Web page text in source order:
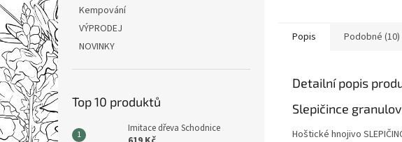
Kempování
VÝPRODEJ
NOVINKY
Top 10 produktů
Imitace dřeva Schodnice
Popis Podobné (10)
Detailní popis
Slepičince
Hoštické hnojivo